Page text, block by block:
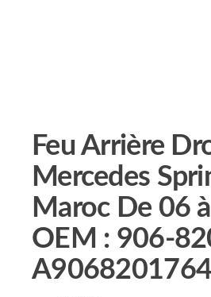
Feu Arrière
Mercedes
Maroc De 06
OEM : 906-
A9068201764